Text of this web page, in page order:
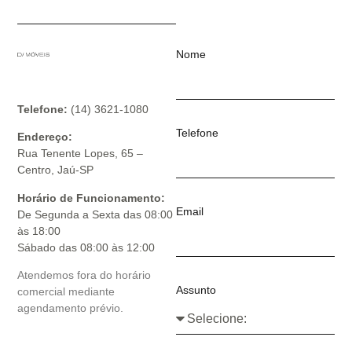
Telefone: (14) 3621-1080
Endereço:
Rua Tenente Lopes, 65 –
Centro, Jaú-SP
Horário de Funcionamento:
De Segunda a Sexta das 08:00
às 18:00
Sábado das 08:00 às 12:00
Atendemos fora do horário
comercial mediante
agendamento prévio.
Nome
Telefone
Email
Assunto